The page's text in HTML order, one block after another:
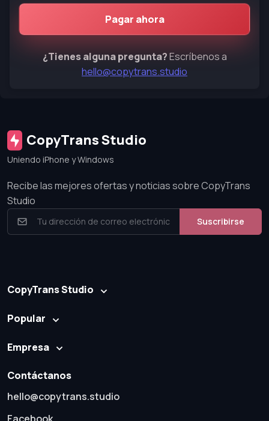
Pagar ahora
¿Tienes alguna pregunta?Escríbenos a
hello@copytrans.studio
CopyTrans Studio
Uniendo iPhone y Windows
Recibe las mejores ofertas y noticias sobre CopyTrans
Studio
Suscribirse
CopyTrans Studio
Popular
Empresa
Contáctanos
hello@copytrans.studio